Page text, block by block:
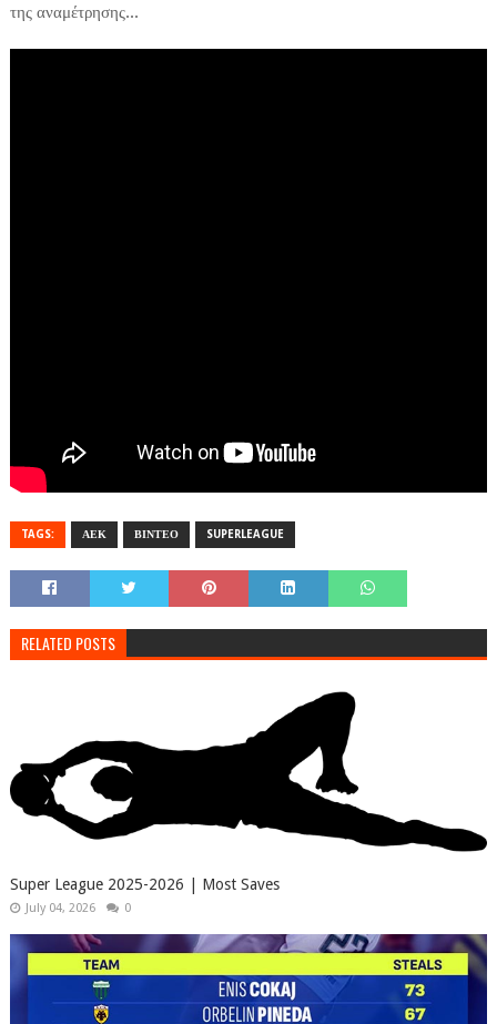
της αναμέτρησης...
TAGS: ΑΕΚ ΒΙΝΤΕΟ SUPERLEAGUE
RELATED POSTS
Super League 2025-2026 | Most Saves
July 04, 2026 0